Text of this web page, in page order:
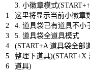
1
2
3
4
5
6
3. 小徽章模式(START+↑
这里将显示当前小徽章
4. 道具袋已有道具不小
5. 道具袋全道具模式
(START+A 道具袋全部
整理下道具)(START+X
道具)